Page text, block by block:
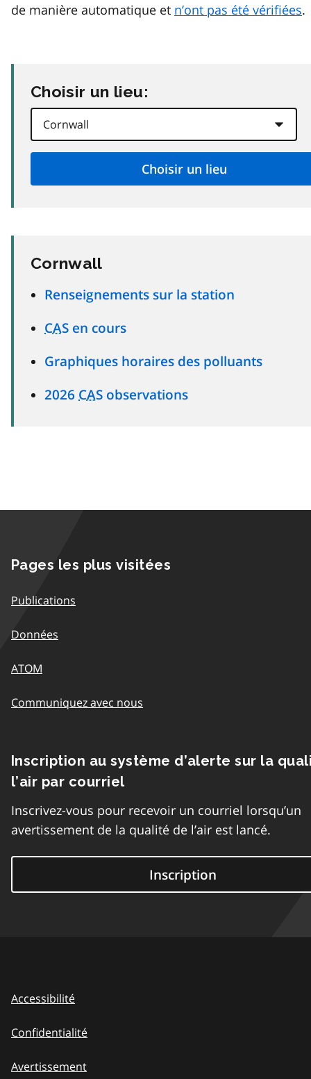
de manière automatique et n’ont pas été vérifiées.
Choisir un lieu:
Cornwall
Renseignements sur la station
CAS en cours
Graphiques horaires des polluants
2026 CAS observations
Pages les plus visitées
Publications
Données
ATOM
Communiquez avec nous
Inscription au système d’alerte sur la
l’air par courriel
Inscrivez-vous pour recevoir un courriel lorsqu’un
avertissement de la qualité de l’air est lancé.
Inscription
Accessibilité
Confidentialité
Avertissement